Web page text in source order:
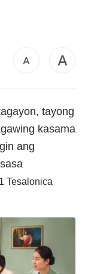
tayong
kasama
ang
Tesalonica